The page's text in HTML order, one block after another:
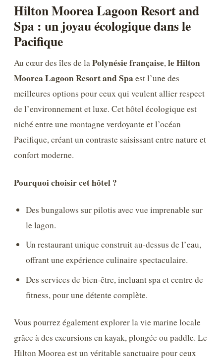
Hilton Moorea Lagoon Resort and
Spa : un joyau écologique dans le
Pacifique
Au cœur des îles de laPolynésie française,le Hilton
Moorea Lagoon Resort and Spa est l’une des
meilleures options pour ceux qui veulent allier respect
de l’environnement et luxe. Cet hôtel écologique est
niché entre une montagne verdoyante et l’océan
Pacifique, créant un contraste saisissant entre nature et
confort moderne.
Pourquoi choisir cet hôtel ?
Des bungalows sur pilotis avec vue imprenable sur
le lagon.
Un restaurant unique construit au-dessus de l’eau,
offrant une expérience culinaire spectaculaire.
Des services de bien-être, incluant spa et centre de
fitness, pour une détente complète.
Vous pourrez également explorer la vie marine locale
grâce à des excursions en kayak, plongée ou paddle. Le
Hilton Moorea est un véritable sanctuaire pour ceux